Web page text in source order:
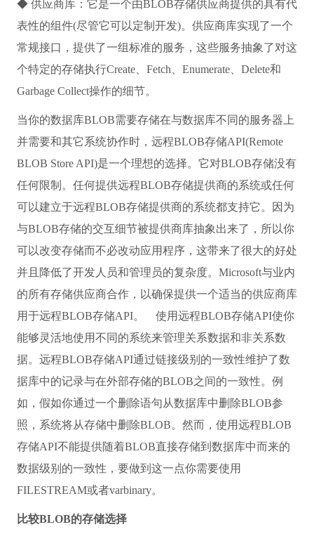
◆ 供应商库：它是一个由BLOB存储供应商提供的具有代
表性的组件(尽管它可以定制开发)。供应商库实现了一个
常规接口，提供了一组标准的服务，这些服务抽象了对这
个特定的存储执行Create、Fetch、Enumerate、Delete和
Garbage Collect操作的细节。
当你的数据库BLOB需要存储在与数据库不同的服务器上
并需要和其它系统协作时，远程BLOB存储API(Remote
BLOB Store API)是一个理想的选择。它对BLOB存储没有
任何限制。任何提供远程BLOB存储提供商的系统或任何
可以建立于远程BLOB存储提供商的系统都支持它。因为
与BLOB存储的交互细节被提供商库抽象出来了，所以你
可以改变存储而不必改动应用程序，这带来了很大的好处
并且降低了开发人员和管理员的复杂度。Microsoft与业内
的所有存储供应商合作，以确保提供一个适当的供应商库
用于远程BLOB存储API。 使用远程BLOB存储API使你
能够灵活地使用不同的系统来管理关系数据和非关系数
据。远程BLOB存储API通过链接级别的一致性维护了数
据库中的记录与在外部存储的BLOB之间的一致性。例
如，假如你通过一个删除语句从数据库中删除BLOB参
照，系统将从存储中删除BLOB。然而，使用远程BLOB
存储API不能提供随着BLOB直接存储到数据库中而来的
数据级别的一致性，要做到这一点你需要使用
FILESTREAM或者varbinary。
比较BLOB的存储选择